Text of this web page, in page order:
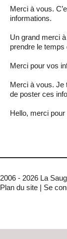
Merci à vous.
informations.
Un grand merci
prendre le temps
Merci pour vos
Merci à vous. Je
de poster ces
Hello, merci
2006 - 2026 La
Plan du site | Se